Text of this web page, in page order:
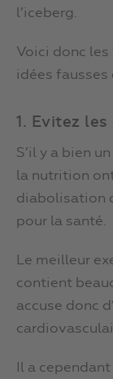
l’iceberg.
Voici donc les
idées
1. Evitez
S’il y a bien
la nutrition
diabolisation
pour la santé.
Le meilleur
contient
accuse donc
Il a